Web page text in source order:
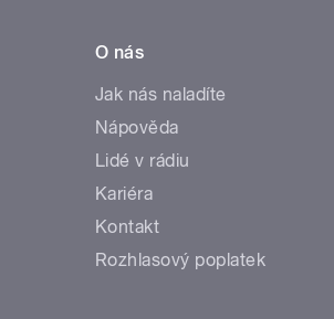
O nás
Jak nás naladíte
Nápověda
Lidé v rádiu
Kariéra
Kontakt
Rozhlasový poplatek